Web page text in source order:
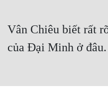
Cổ Đại
Du Hí
Vân Chiêu biết rất
của Đại Minh ở đâu.